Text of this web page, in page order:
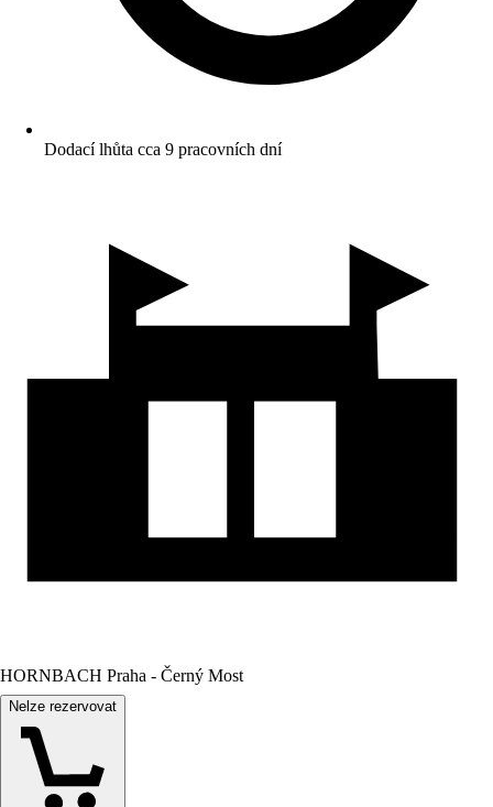
Dodací lhůta cca 9 pracovních dní
HORNBACH Praha - Černý Most
Nelze rezervovat